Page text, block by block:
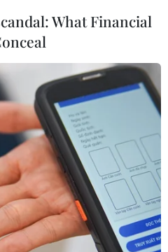
xe nhiều tuyến
năm nay
Bộ Giao thông Vận tải đặt
để thông xe thêm hàng
What Financial